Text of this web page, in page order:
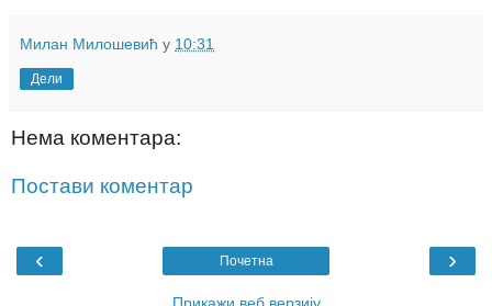
Милан Милошевић у 10:31
Дели
Нема коментара:
Постави коментар
‹ ›
Почетна